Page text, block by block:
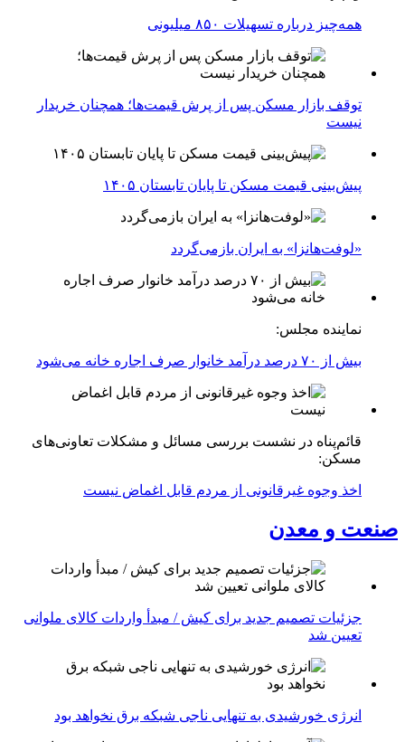
همه‌چیز درباره تسهیلات ۸۵۰ میلیونی
توقف بازار مسکن پس از پرش قیمت‌ها؛ همچنان خریدار
نیست
پیش‌بینی قیمت مسکن تا پایان تابستان ۱۴۰۵
«لوفت‌هانزا» به ایران بازمی‌گردد
نماینده مجلس:
بیش از ۷۰ درصد درآمد خانوار صرف اجاره خانه می‌شود
قائم‌پناه در نشست بررسی مسائل و مشکلات تعاونی‌های
مسکن:
اخذ وجوه غیرقانونی از مردم قابل اغماض نیست
صنعت و معدن
جزئیات تصمیم جدید برای کیش / مبدأ واردات کالای ملوانی
تعیین شد
انرژی خورشیدی به تنهایی ناجی شبکه برق نخواهد بود